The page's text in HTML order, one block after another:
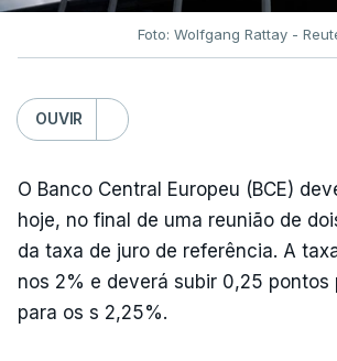
Foto: Wolfgang Rattay -
OUVIR
O Banco Central Europeu (BCE)
hoje, no final de uma reunião de
da taxa de juro de referência. A
nos 2% e deverá subir 0,25 pontos
para os s 2,25%.